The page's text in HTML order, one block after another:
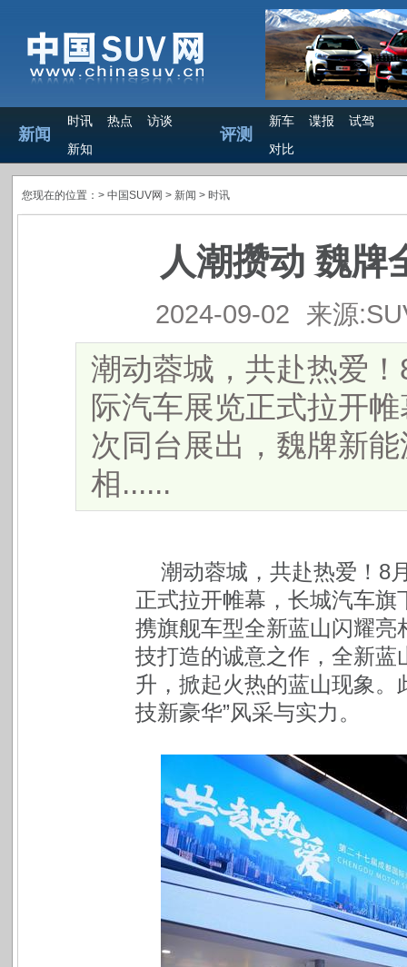
新闻
时讯 热点
访谈
新知
评测
新车 谍报
试驾
对比
您现在的位置：> 中国SUV网 > 新闻 > 时讯
人潮攒动 魏牌
2024-09-02 来源
潮动蓉城，共赴热爱
际汽车展览正式拉开
次同台展出，魏牌新
相......
潮动蓉城，共赴热爱！8
正式拉开帷幕，长城汽车
携旗舰车型全新蓝山闪耀
技打造的诚意之作，全新
升，掀起火热的蓝山现象。
技新豪华”风采与实力。